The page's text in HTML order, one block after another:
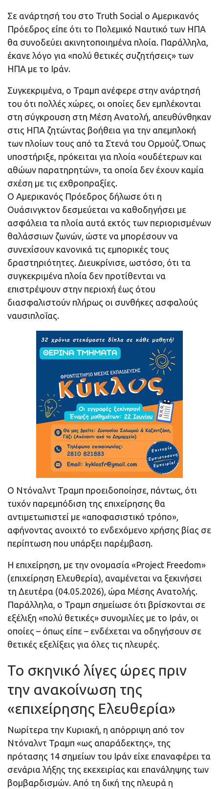
Σε ανάρτησή του στο Truth Social ο Αμερικανός
Πρόεδρος είπε ότι το Πολεμικό Ναυτικό των ΗΠΑ
θα συνοδεύει ακινητοποιημένα πλοία. Παράλληλα,
έκανε λόγο για «πολύ θετικές συζητήσεις» των
ΗΠΑ με το Ιράν.
Συγκεκριμένα, ο Τραμπ ανέφερε στην ανάρτησή
του ότι πολλές χώρες, οι οποίες δεν εμπλέκονται
στη σύγκρουση στη Μέση Ανατολή, απευθύνθηκαν
στις ΗΠΑ ζητώντας βοήθεια για την απεμπλοκή
των πλοίων τους από τα Στενά του Ορμούζ. Όπως
υποστήριξε, πρόκειται για πλοία «ουδέτερων και
αθώων παρατηρητών», τα οποία δεν έχουν καμία
σχέση με τις εχθροπραξίες.
Ο Αμερικανός Πρόεδρος δήλωσε ότι η
Ουάσινγκτον δεσμεύεται να καθοδηγήσει με
ασφάλεια τα πλοία αυτά εκτός των περιορισμένων
θαλάσσιων ζωνών, ώστε να μπορέσουν να
συνεχίσουν κανονικά τις εμπορικές τους
δραστηριότητες. Διευκρίνισε, ωστόσο, ότι τα
συγκεκριμένα πλοία δεν προτίθενται να
επιστρέψουν στην περιοχή έως ότου
διασφαλιστούν πλήρως οι συνθήκες ασφαλούς
ναυσιπλοΐας.
Ο Ντόναλντ Τραμπ προειδοποίησε, πάντως, ότι
τυχόν παρεμπόδιση της επιχείρησης θα
αντιμετωπιστεί με «αποφασιστικό τρόπο»,
αφήνοντας ανοιχτό το ενδεχόμενο χρήσης βίας σε
περίπτωση που υπάρξει παρέμβαση.
Η επιχείρηση, με την ονομασία «Project Freedom»
(επιχείρηση Ελευθερία), αναμένεται να ξεκινήσει
τη Δευτέρα (04.05.2026), ώρα Μέσης Ανατολής.
Παράλληλα, ο Τραμπ σημείωσε ότι βρίσκονται σε
εξέλιξη «πολύ θετικές» συνομιλίες με το Ιράν, οι
οποίες – όπως είπε – ενδέχεται να οδηγήσουν σε
θετικές εξελίξεις για όλες τις πλευρές.
Το σκηνικό λίγες ώρες πριν
την ανακοίνωση της
«επιχείρησης Ελευθερία»
Νωρίτερα την Κυριακή, η απόρριψη από τον
Ντόναλντ Τραμπ «ως απαράδεκτης», της
πρότασης 14 σημείων του Ιράν είχε επαναφέρει τα
σενάρια λήξης της εκεχειρίας και επανάληψης των
βομβαρδισμών. Από τη δική της πλευρά η